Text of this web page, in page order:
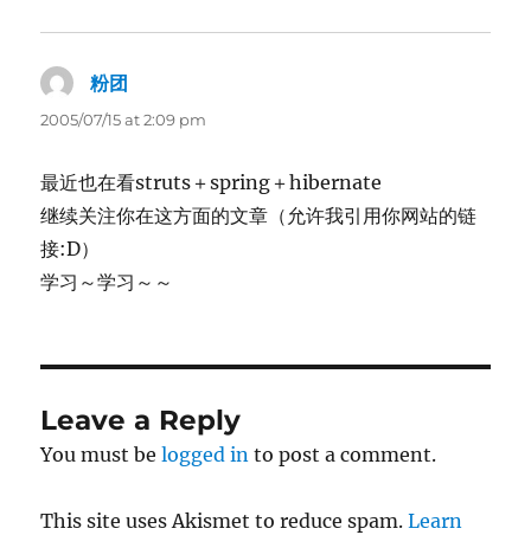
粉团
2005/07/15 at 2:09 pm
最近也在看struts＋spring＋hibernate
继续关注你在这方面的文章（允许我引用你网站的链
接:D）
学习～学习～～
Leave a Reply
You must belogged in to post a comment.
This site uses Akismet to reduce spam.Learn